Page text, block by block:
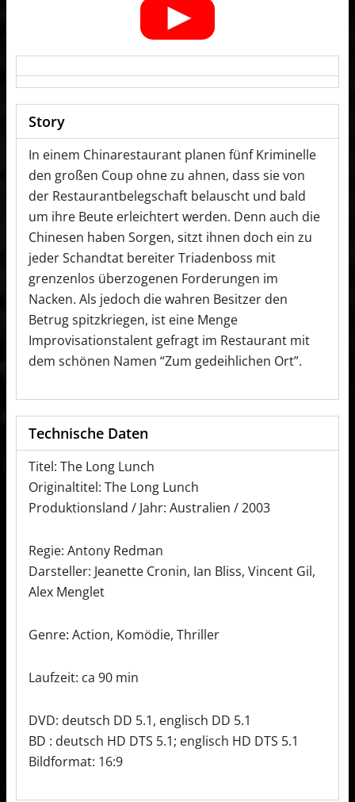
Story
In einem Chinarestaurant planen fünf Kriminelle
den großen Coup ohne zu ahnen, dass sie von
der Restaurantbelegschaft belauscht und bald
um ihre Beute erleichtert werden. Denn auch die
Chinesen haben Sorgen, sitzt ihnen doch ein zu
jeder Schandtat bereiter Triadenboss mit
grenzenlos überzogenen Forderungen im
Nacken. Als jedoch die wahren Besitzer den
Betrug spitzkriegen, ist eine Menge
Improvisationstalent gefragt im Restaurant mit
dem schönen Namen “Zum gedeihlichen Ort”.
Technische Daten
Titel: The Long Lunch
Originaltitel: The Long Lunch
Produktionsland / Jahr: Australien / 2003
Regie: Antony Redman
Darsteller: Jeanette Cronin, Ian Bliss, Vincent Gil,
Alex Menglet
Genre: Action, Komödie, Thriller
Laufzeit: ca 90 min
DVD: deutsch DD 5.1, englisch DD 5.1
BD : deutsch HD DTS 5.1; englisch HD DTS 5.1
Bildformat: 16:9